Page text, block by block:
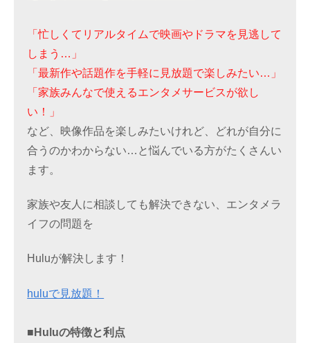
「忙しくてリアルタイムで映画やドラマを見逃して
しまう…」
「最新作や話題作を手軽に見放題で楽しみたい…」
「家族みんなで使えるエンタメサービスが欲し
い！」
など、映像作品を楽しみたいけれど、どれが自分に
合うのかわからない…と悩んでいる方がたくさんい
ます。
家族や友人に相談しても解決できない、エンタメラ
イフの問題を
Huluが解決します！
huluで見放題！
■Huluの特徴と利点